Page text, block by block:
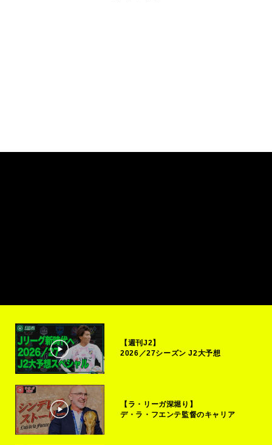
【週刊J2】
2026／27シーズン J2大予想
【ラ・リーガ深堀り】
デ・ラ・フエンテ監督のキャリア